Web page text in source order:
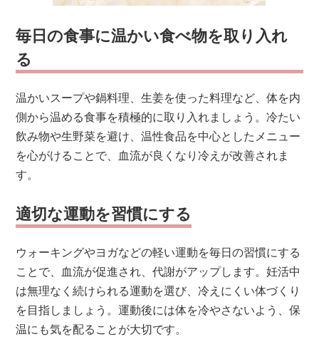
毎日の食事に温かい食べ物を取り入れ
る
温かいスープや鍋料理、生姜を使った料理など、体を内
側から温める食事を積極的に取り入れましょう。冷たい
飲み物や生野菜を避け、温性食品を中心としたメニュー
を心がけることで、血流が良くなり冷えが改善されま
す。
適切な運動を習慣にする
ウォーキングやヨガなどの軽い運動を毎日の習慣にする
ことで、血流が促進され、代謝がアップします。妊活中
は無理なく続けられる運動を選び、冷えにくい体づくり
を目指しましょう。運動後には体を冷やさないよう、保
温にも気を配ることが大切です。